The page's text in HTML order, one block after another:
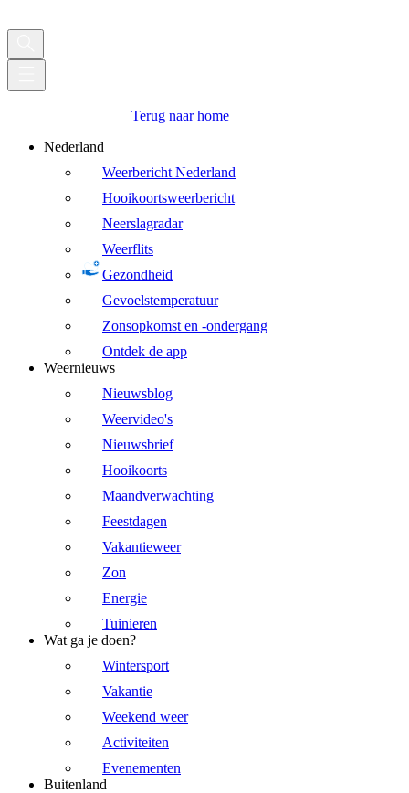
Terug naar home
Nederland
Weerbericht Nederland
Hooikoortsweerbericht
Neerslagradar
Weerflits
Gezondheid
Gevoelstemperatuur
Zonsopkomst en -ondergang
Ontdek de app
Weernieuws
Nieuwsblog
Weervideo's
Nieuwsbrief
Hooikoorts
Maandverwachting
Feestdagen
Vakantieweer
Zon
Energie
Tuinieren
Wat ga je doen?
Wintersport
Vakantie
Weekend weer
Activiteiten
Evenementen
Buitenland